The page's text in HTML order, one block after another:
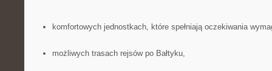
komfortowych jednostkach, które spełniają oczekiwania
możliwych trasach rejsów po Bałtyku,